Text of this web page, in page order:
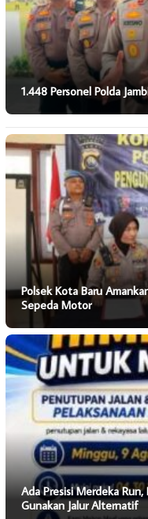
1.448 Personel Polda
Polsek Kota Baru
Sepeda Motor
Ada Presisi Merdeka Run,
Gunakan Jalur Alternatif